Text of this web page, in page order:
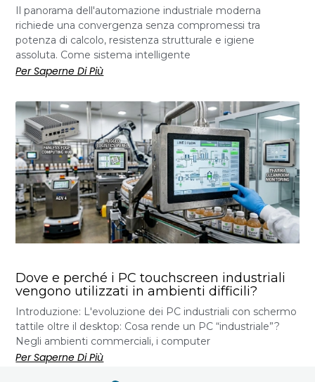
Il panorama dell'automazione industriale moderna
richiede una convergenza senza compromessi tra
potenza di calcolo, resistenza strutturale e igiene
assoluta. Come sistema intelligente
Per Saperne Di Più
Dove e perché i PC touchscreen industriali
vengono utilizzati in ambienti difficili?
Introduzione: L'evoluzione dei PC industriali con schermo
tattile oltre il desktop: Cosa rende un PC “industriale”?
Negli ambienti commerciali, i computer
Per Saperne Di Più